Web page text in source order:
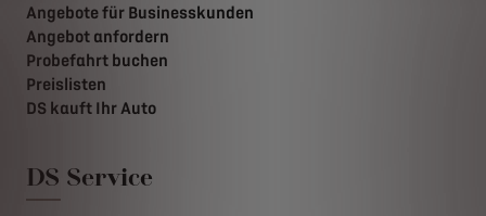
Angebote für Businesskunden
Angebot anfordern
Probefahrt buchen
Preislisten
DS kauft Ihr Auto
DS Service